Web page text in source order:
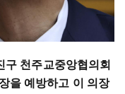
구 천주교중앙협의회
을 예방하고 이 의장